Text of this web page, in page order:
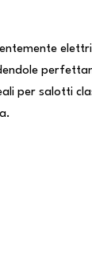
per salotti